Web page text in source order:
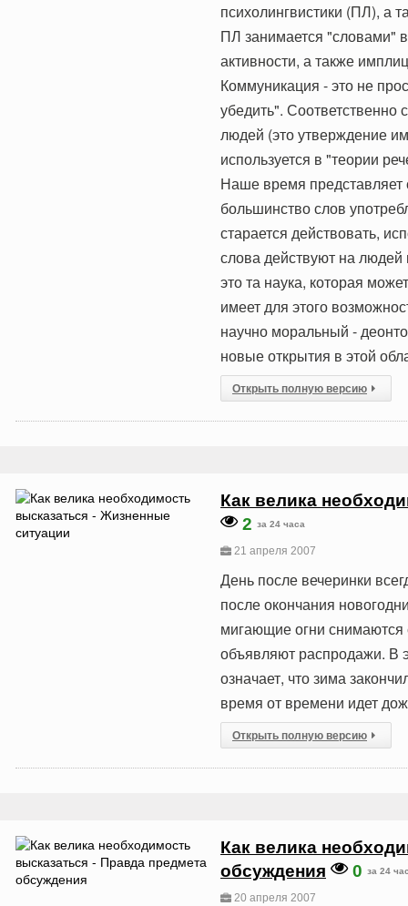
психолингвистики (ПЛ), а
ПЛ занимается "словами"
активности, а также
Коммуникация - это не
убедить". Соответственно
людей (это утверждение
используется в "теории
Наше время представляет
большинство слов
старается действовать,
слова действуют на людей
это та наука, которая
имеет для этого
научно моральный -
новые открытия в этой
Открыть полную версию
Как велика
2 за 24 часа
21 апреля 2007
День после вечеринки
после окончания
мигающие огни снимаются
объявляют распродажи. В
означает, что зима
время от времени идет
Открыть полную версию
Как велика
обсуждения
0 за 24
20 апреля 2007